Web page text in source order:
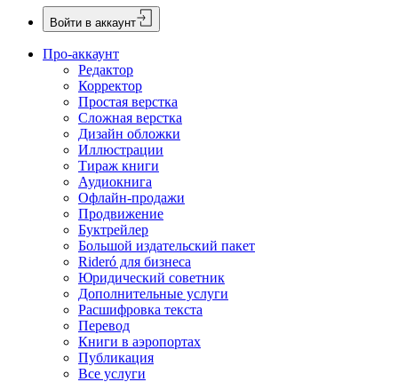
Войти в аккаунт
Про-аккаунт
Редактор
Корректор
Простая верстка
Сложная верстка
Дизайн обложки
Иллюстрации
Тираж книги
Аудиокнига
Офлайн-продажи
Продвижение
Буктрейлер
Большой издательский пакет
Rideró для бизнеса
Юридический советник
Дополнительные услуги
Расшифровка текста
Перевод
Книги в аэропортах
Публикация
Все услуги